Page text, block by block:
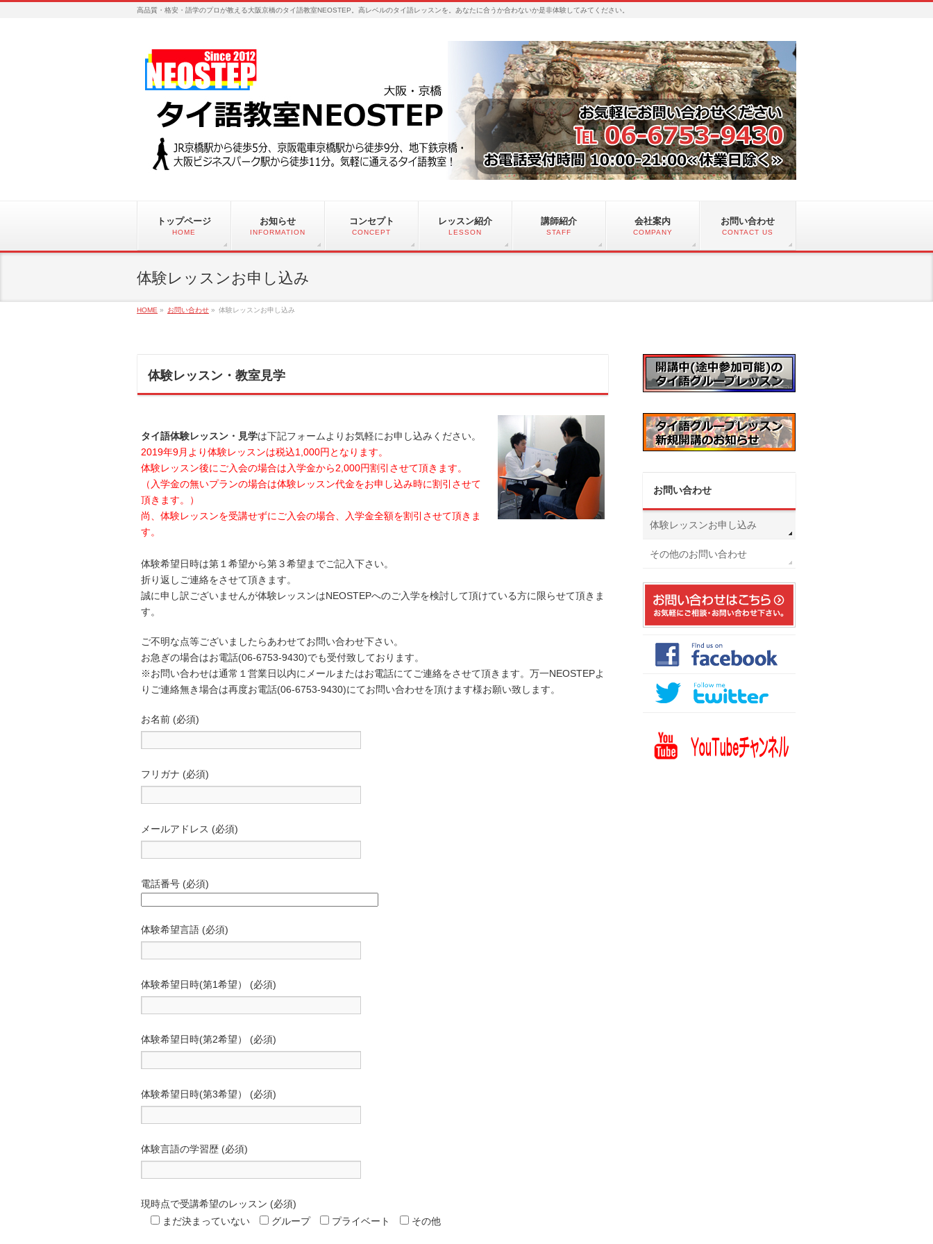
高品質・格安・語学のプロが教える大阪京橋のタイ語教室NEOSTEP。高レベルのタイ語レッスンを。あなたに合うか合わないか是非体験してみてください。
トップページ
HOME
お知らせ
INFORMATION
コンセプト
CONCEPT
レッスン紹介
LESSON
講師紹介
STAFF
会社案内
COMPANY
お問い合わせ
CONTACT US
体験レッスンお申し込み
HOME » お問い合わせ » 体験レッスンお申し込み
体験レッスン・教室見学
タイ語体験レッスン・見学は下記フォームよりお気軽にお申し込みください。
2019年9月より体験レッスンは税込1,000円となります。
体験レッスン後にご入会の場合は入学金から2,000円割引させて頂きます。
（入学金の無いプランの場合は体験レッスン代金をお申し込み時に割引させて
頂きます。）
尚、体験レッスンを受講せずにご入会の場合、入学金全額を割引させて頂きま
す。
体験希望日時は第１希望から第３希望までご記入下さい。
折り返しご連絡をさせて頂きます。
誠に申し訳ございませんが体験レッスンはNEOSTEPへのご入学を検討して頂けている方に限らせて頂きま
す。
ご不明な点等ございましたらあわせてお問い合わせ下さい。
お急ぎの場合はお電話(06-6753-9430)でも受付致しております。
※お問い合わせは通常１営業日以内にメールまたはお電話にてご連絡をさせて頂きます。万一NEOSTEPよ
りご連絡無き場合は再度お電話(06-6753-9430)にてお問い合わせを頂けます様お願い致します。
お名前 (必須)
フリガナ (必須)
メールアドレス (必須)
電話番号 (必須)
体験希望言語 (必須)
体験希望日時(第1希望） (必須)
体験希望日時(第2希望） (必須)
体験希望日時(第3希望） (必須)
体験言語の学習歴 (必須)
現時点で受講希望のレッスン (必須)
まだ決まっていない
グループ プライベート その他
お問い合わせ
体験レッスンお申し込み
その他のお問い合わせ